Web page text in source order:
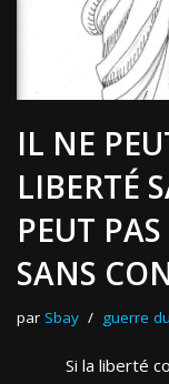
IL NE
LIBERTÉ
PEUT
SANS
par Sbay guerre
Si la liberté